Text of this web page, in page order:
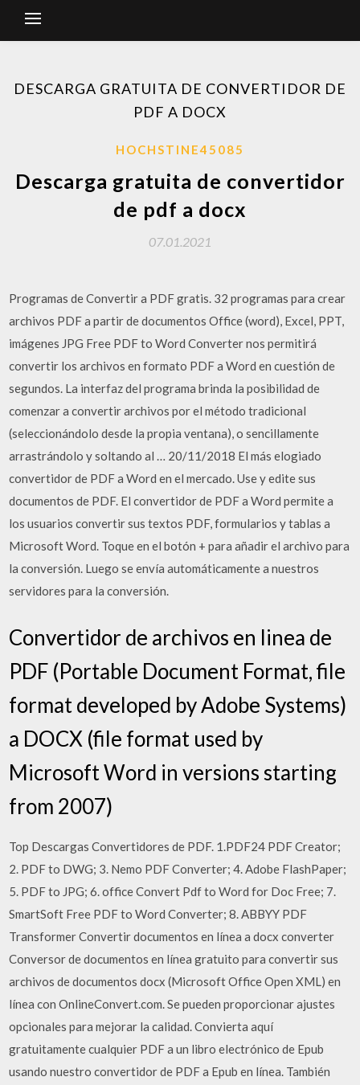
DESCARGA GRATUITA DE CONVERTIDOR DE
PDF A DOCX
HOCHSTINE45085
Descarga gratuita de convertidor
de pdf a docx
07.01.2021
Programas de Convertir a PDF gratis. 32 programas para crear
archivos PDF a partir de documentos Office (word), Excel, PPT,
imágenes JPG Free PDF to Word Converter nos permitirá
convertir los archivos en formato PDF a Word en cuestión de
segundos. La interfaz del programa brinda la posibilidad de
comenzar a convertir archivos por el método tradicional
(seleccionándolo desde la propia ventana), o sencillamente
arrastrándolo y soltando al … 20/11/2018 El más elogiado
convertidor de PDF a Word en el mercado. Use y edite sus
documentos de PDF. El convertidor de PDF a Word permite a
los usuarios convertir sus textos PDF, formularios y tablas a
Microsoft Word. Toque en el botón + para añadir el archivo para
la conversión. Luego se envía automáticamente a nuestros
servidores para la conversión.
Convertidor de archivos en linea de
PDF (Portable Document Format, file
format developed by Adobe Systems)
a DOCX (file format used by
Microsoft Word in versions starting
from 2007)
Top Descargas Convertidores de PDF. 1.PDF24 PDF Creator;
2. PDF to DWG; 3. Nemo PDF Converter; 4. Adobe FlashPaper;
5. PDF to JPG; 6. office Convert Pdf to Word for Doc Free; 7.
SmartSoft Free PDF to Word Converter; 8. ABBYY PDF
Transformer Convertir documentos en línea a docx converter
Conversor de documentos en línea gratuito para convertir sus
archivos de documentos docx (Microsoft Office Open XML) en
línea con OnlineConvert.com. Se pueden proporcionar ajustes
opcionales para mejorar la calidad. Convierta aquí
gratuitamente cualquier PDF a un libro electrónico de Epub
usando nuestro convertidor de PDF a Epub en línea. También